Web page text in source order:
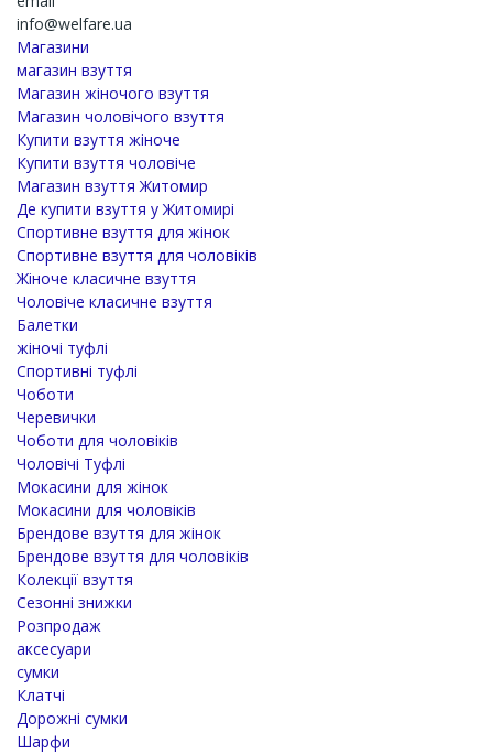
info@welfare.ua
Магазини
магазин взуття
Магазин жіночого взуття
Магазин чоловічого взуття
Купити взуття жіноче
Купити взуття чоловіче
Магазин взуття Житомир
Де купити взуття у Житомирі
Спортивне взуття для жінок
Спортивне взуття для чоловіків
Жіноче класичне взуття
Чоловіче класичне взуття
Балетки
жіночі туфлі
Спортивні туфлі
Чоботи
Черевички
Чоботи для чоловіків
Чоловічі Туфлі
Мокасини для жінок
Мокасини для чоловіків
Брендове взуття для жінок
Брендове взуття для чоловіків
Колекції взуття
Сезонні знижки
Розпродаж
аксесуари
сумки
Клатчі
Дорожні сумки
Шарфи